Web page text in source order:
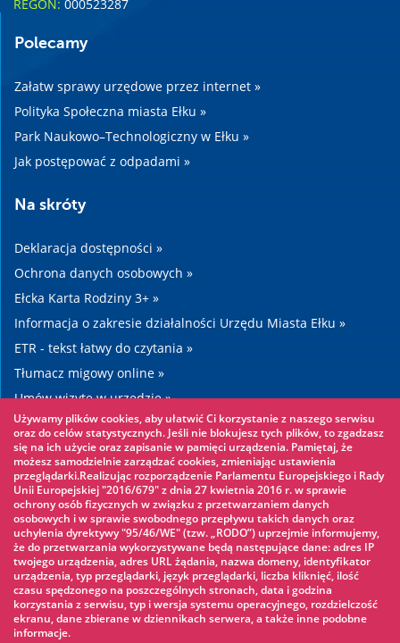
REGON: 000523287
Polecamy
Załatw sprawy urzędowe przez internet »
Polityka Społeczna miasta Ełku »
Park Naukowo–Technologiczny w Ełku »
Jak postępować z odpadami »
Na skróty
Deklaracja dostępności »
Ochrona danych osobowych »
Ełcka Karta Rodziny 3+ »
Informacja o zakresie działalności Urzędu Miasta Ełku »
ETR - tekst łatwy do czytania »
Tłumacz migowy online »
Umów wizytę w urzędzie »
Drogi »
Warto zobaczyć
Park linowy »
Park Wodny »
Lodowisko »
KINOECK »
Muzeum »
Używamy plików cookies, aby ułatwić Ci korzystanie z naszego serwisu
oraz do celów statystycznych. Jeśli nie blokujesz tych plików, to zgadzasz
się na ich użycie oraz zapisanie w pamięci urządzenia. Pamiętaj, że
możesz samodzielnie zarządzać cookies, zmieniając ustawienia
przeglądarki.Realizując rozporządzenie Parlamentu Europejskiego i Rady
Unii Europejskiej "2016/679" z dnia 27 kwietnia 2016 r. w sprawie
ochrony osób fizycznych w związku z przetwarzaniem danych
osobowych i w sprawie swobodnego przepływu takich danych oraz
uchylenia dyrektywy "95/46/WE" (tzw. „RODO”) uprzejmie informujemy,
że do przetwarzania wykorzystywane będą następujące dane: adres IP
twojego urządzenia, adres URL żądania, nazwa domeny, identyfikator
urządzenia, typ przeglądarki, język przeglądarki, liczba kliknięć, ilość
czasu spędzonego na poszczególnych stronach, data i godzina
korzystania z serwisu, typ i wersja systemu operacyjnego, rozdzielczość
ekranu, dane zbierane w dziennikach serwera, a także inne podobne
informacje.